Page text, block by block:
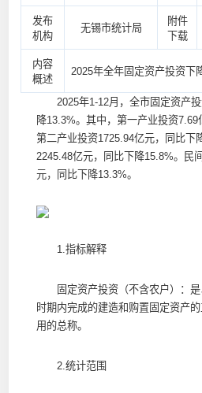
发布
机构
无锡市统计局
附件
下载
内容
概述
2025年全年固定资产投资下
2025年1-12月，全市固定资产投
降13.3%。其中，第一产业投资7.69
第二产业投资1725.94亿元，同比下
2245.48亿元，同比下降15.8%。民
元，同比下降13.3%。
1.指标解释
固定资产投资（不含农户）：是
时期内完成的建造和购置固定资产
用的总称。
2.统计范围